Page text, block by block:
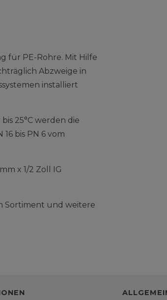
für PE-Rohre. Mit Hilfe
Abzweige in
installiert
25°C werden die
bis PN 6 vom
x 1/2 Zoll IG
Sortiment und weitere